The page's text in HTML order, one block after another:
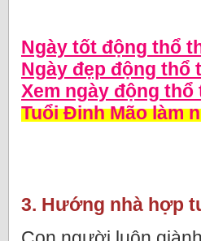
Ngày tốt động thổ
Ngày đẹp động thổ
Xem ngày động thổ
Tuổi Đinh Mão làm
3. Hướng nhà hợp